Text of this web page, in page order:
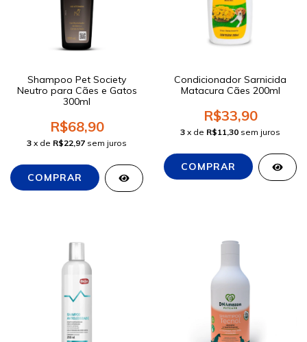
Shampoo Pet Society
Neutro para Cães e Gatos
300ml
R$68,90
3 x de R$22,97 sem juros
Condicionador Sarnicida
Matacura Cães 200ml
R$33,90
3 x de R$11,30 sem juros